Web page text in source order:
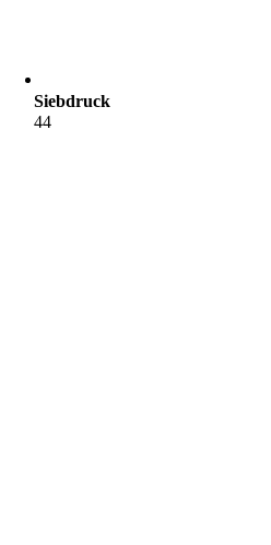
Siebdruck
44